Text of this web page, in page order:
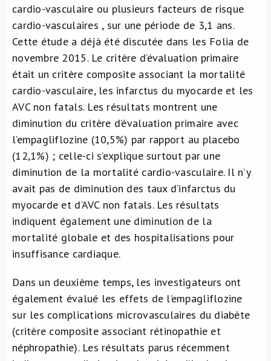
cardio-vasculaire ou plusieurs facteurs de risque
cardio-vasculaires , sur une période de 3,1 ans.
Cette étude a déjà été discutée dans les Folia de
novembre 2015. Le critère d’évaluation primaire
était un critère composite associant la mortalité
cardio-vasculaire, les infarctus du myocarde et les
AVC non fatals. Les résultats montrent une
diminution du critère d’évaluation primaire avec
l’empagliflozine (10,5%) par rapport au placebo
(12,1%) ; celle-ci s’explique surtout par une
diminution de la mortalité cardio-vasculaire. Il n’y
avait pas de diminution des taux d’infarctus du
myocarde et d’AVC non fatals. Les résultats
indiquent également une diminution de la
mortalité globale et des hospitalisations pour
insuffisance cardiaque.
Dans un deuxième temps, les investigateurs ont
également évalué les effets de l’empagliflozine
sur les complications microvasculaires du diabète
(critère composite associant rétinopathie et
néphropathie). Les résultats parus récemment